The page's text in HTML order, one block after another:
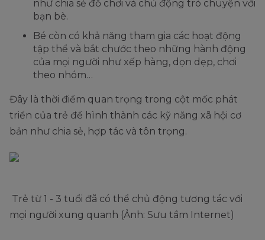
như chia sẻ đồ chơi và chủ động trò chuyện với
bạn bè.
Bé còn có khả năng tham gia các hoạt động
tập thể và bắt chước theo những hành động
của mọi người như xếp hàng, dọn dẹp, chơi
theo nhóm…
Đây là thời điểm quan trọng trong cột mốc phát
triển của trẻ để hình thành các kỹ năng xã hội cơ
bản như chia sẻ, hợp tác và tôn trọng.
Trẻ từ 1 - 3 tuổi đã có thể chủ động tương tác với
mọi người xung quanh (Ảnh: Sưu tầm Internet)